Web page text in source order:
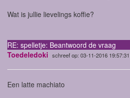
Wat is jullie lievelings koffie?
RE: spelletje: Beantwoord de vraag
Toedeledoki schreef op: 03-11-2016 19:57:31
Een latte machiato